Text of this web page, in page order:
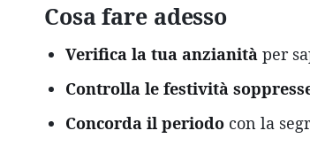
Cosa fare adesso
Verifica la tua anzianità per
Controlla le festività
Concorda il periodo con la